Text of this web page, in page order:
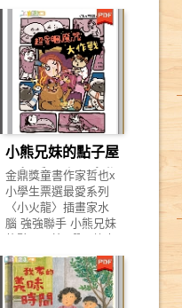
孩都會心一笑的圖畫
書，獻給每一個家裡
的跟屁蟲，和那個被
跟著的你。
堂的主意？ 為什麼要
到處尋找曾經到訪的
客人，以及他們使用
產品的經驗呢？ 錢天
堂第二季故事新展
開！ 全新角色及情
節，將帶領神奇柑仔
店故事進入另一高
峰！ 紅子好不容易斬
斷了與澱澱的惡緣，
但錢天堂似乎又再次
迎來新的挑戰！ 好像
有人在打「錢天堂」
的主意…… 神祕機構
在網路上尋找曾經到
詢問錢天堂客人的購
物經驗及零食的各種
使用方法及副作用，
小熊兄妹的點子屋
3:超愛睏魔咒大作
戰
金鼎獎童書作家哲也x
小學生票選最愛系列
〈小火龍〉插畫家水
腦 強強聯手 小熊兄妹
的點子屋第3彈火熱出
爐！ 一場腦力大火拚
即將展開 結合文字押
韻和錯別字遊戲，在
趣味故事中感受中文